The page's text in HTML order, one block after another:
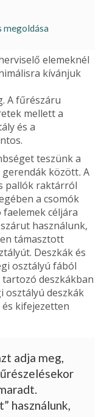
megoldása
elemeknél
kívánjuk
A fű­részáru
mellett a
és a
te­szünk a
ge­rendák között.A
pallók raktárról
a csomók
céljára
használunk,
támasztott
Desz­kák és
osztályú fából
tartozó deszkákban
osztályú deszkák
kifejezetten
adja meg,
használunk,